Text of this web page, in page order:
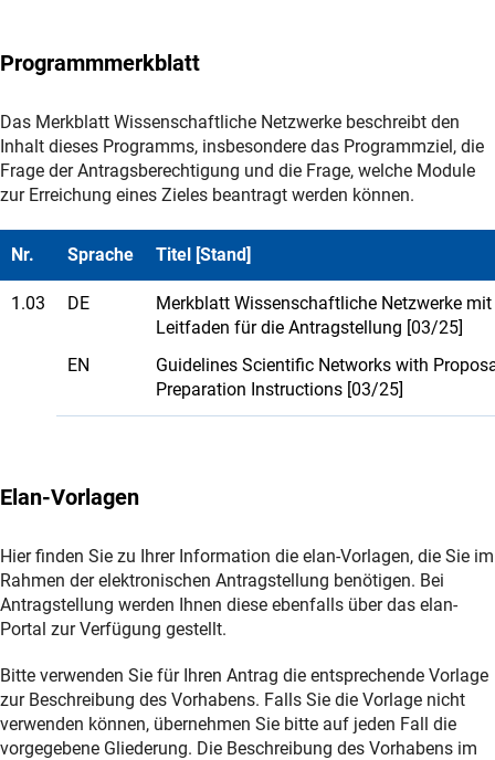
Programmmerkblatt
Das Merkblatt Wissenschaftliche Netzwerke beschreibt den
Inhalt dieses Programms, insbesondere das Programmziel, die
Frage der Antragsberechtigung und die Frage, welche Module
zur Erreichung eines Zieles beantragt werden können.
Nr. Sprache Titel [Stand]
1.03 DE
Merkblatt Wissenschaftliche Netzwerke mit
Leitfaden für die Antragstellung [03/25]
EN
Guidelines Scientific Networks with
Preparation Instructions [03/25]
Elan-Vorlagen
Hier finden Sie zu Ihrer Information die elan-Vorlagen, die Sie im
Rahmen der elektronischen Antragstellung benötigen. Bei
Antragstellung werden Ihnen diese ebenfalls über das elan-
Portal zur Verfügung gestellt.
Bitte verwenden Sie für Ihren Antrag die entsprechende Vorlage
zur Beschreibung des Vorhabens. Falls Sie die Vorlage nicht
verwenden können, übernehmen Sie bitte auf jeden Fall die
vorgegebene Gliederung. Die Beschreibung des Vorhabens im